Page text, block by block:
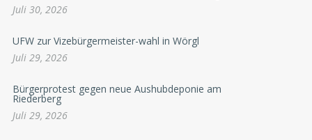
Juli 30, 2026
UFW zur Vizebürgermeister-wahl in Wörgl
Juli 29, 2026
Bürgerprotest gegen neue Aushubdeponie am
Riederberg
Juli 29, 2026